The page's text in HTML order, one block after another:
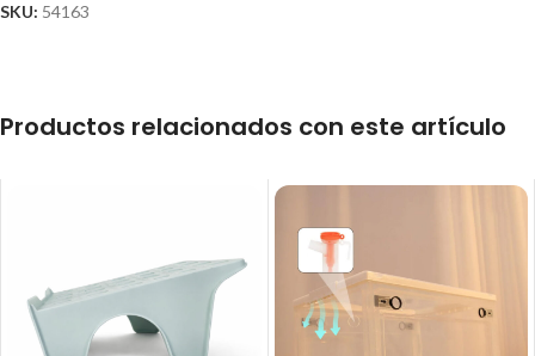
SKU: 54163
Productos relacionados con este artículo